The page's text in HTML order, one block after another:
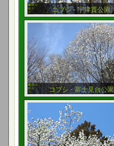
コブシ - 宇津貫公園
コブシ - 富士見台公園